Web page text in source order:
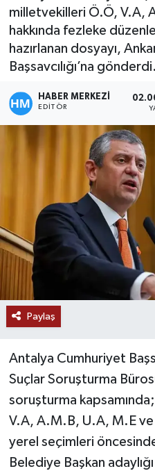
milletvekilleri Ö.Ö, V.A,
hakkında fezleke
hazırlanan dosyayı,
Başsavcılığı’na gönderdi.
HABER MERKEZİ
EDITÖR
Paylaş
Antalya Cumhuriyet
Suçlar Soruşturma
soruşturma
V.A, A.M.B, U.A, M.E
yerel seçimleri
Belediye Başkan